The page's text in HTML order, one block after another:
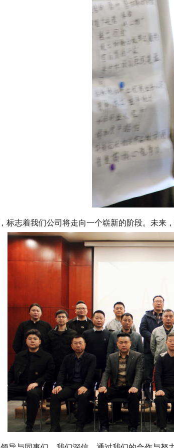
标志着我们公司 将走向一个崭新的阶段。未来